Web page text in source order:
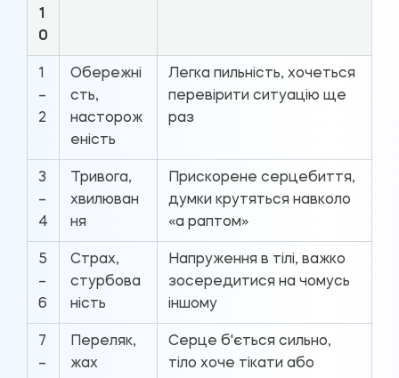
1
0
1
–
2
Обережні
сть,
насторож
еність
Легка пильність, хочеться
перевірити ситуацію ще
раз
3
–
4
Тривога,
хвилюван
ня
Прискорене серцебиття,
думки крутяться навколо
«а раптом»
5
–
6
Страх,
стурбова
ність
Напруження в тілі, важко
зосередитися на чомусь
іншому
7
–
Переляк,
жах
Серце б'ється сильно,
тіло хоче тікати або